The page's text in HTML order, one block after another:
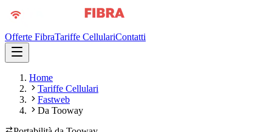
Offerte FibraTariffe CellulariContatti
Home
Tariffe Cellulari
Fastweb
Da Tooway